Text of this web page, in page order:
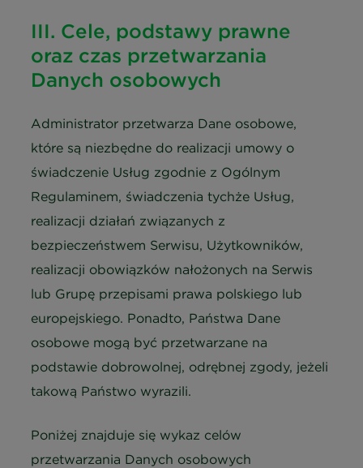
III. Cele, podstawy prawne
oraz czas przetwarzania
Danych osobowych
Administrator przetwarza Dane osobowe,
które są niezbędne do realizacji umowy o
świadczenie Usług zgodnie z Ogólnym
Regulaminem, świadczenia tychże Usług,
realizacji działań związanych z
bezpieczeństwem Serwisu, Użytkowników,
realizacji obowiązków nałożonych na Serwis
lub Grupę przepisami prawa polskiego lub
europejskiego. Ponadto, Państwa Dane
osobowe mogą być przetwarzane na
podstawie dobrowolnej, odrębnej zgody, jeżeli
takową Państwo wyrazili.
Poniżej znajduje się wykaz celów
przetwarzania Danych osobowych